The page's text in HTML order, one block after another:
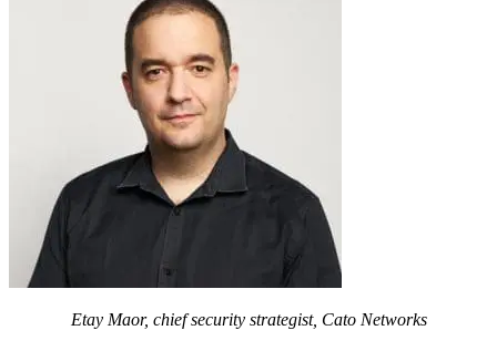
Etay Maor, chief security strategist, Cato Networks